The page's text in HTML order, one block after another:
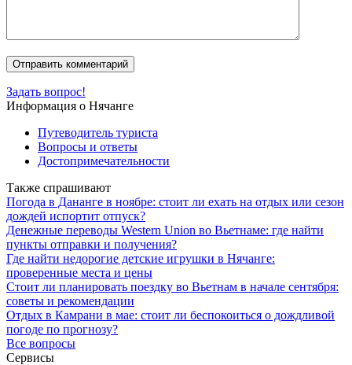
Задать вопрос!
Информация о Нячанге
Путеводитель туриста
Вопросы и ответы
Достопримечательности
Также спрашивают
Погода в Дананге в ноябре: стоит ли ехать на отдых или сезон
дождей испортит отпуск?
Денежные переводы Western Union во Вьетнаме: где найти
пункты отправки и получения?
Где найти недорогие детские игрушки в Нячанге:
проверенные места и цены
Стоит ли планировать поездку во Вьетнам в начале сентября:
советы и рекомендации
Отдых в Камрани в мае: стоит ли беспокоиться о дождливой
погоде по прогнозу?
Все вопросы
Сервисы